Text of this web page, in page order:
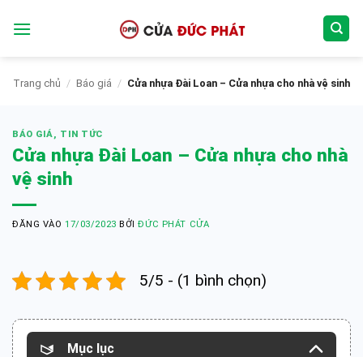
qua
Trang chủ / Báo giá / Cửa nhựa Đài Loan – Cửa nhựa cho nhà vệ sinh
BÁO GIÁ, TIN TỨC
Cửa nhựa Đài Loan – Cửa nhựa cho nhà
vệ sinh
ĐĂNG VÀO17/03/2023 BỞIĐỨC PHÁT CỬA
5/5 - (1 bình chọn)
Mục lục